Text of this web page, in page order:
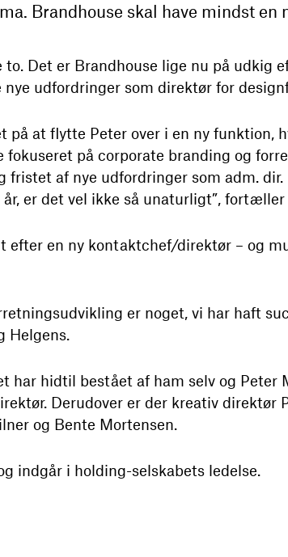
Brandhouse skal have mindst en
Det er Brandhouse lige nu på udkig
nye udfordringer som direktør for
på at flytte Peter over i en ny funktion,
fokuseret på corporate branding og
fristet af nye udfordringer som adm.
er det vel ikke så unaturligt”,
efter en ny kontaktchef/direktør – og
er noget, vi har haft
Helgens.
har hidtil bestået af ham selv og Peter
Derudover er der kreativ direktør
og Bente Mortensen.
indgår i holding-selskabets ledelse.